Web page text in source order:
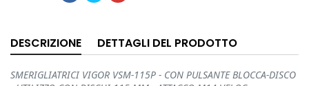
DESCRIZIONE DETTAGLI DEL PRODOTTO
SMERIGLIATRICI VIGOR VSM-115P - CON PULSANTE BLOCCA-DISCO